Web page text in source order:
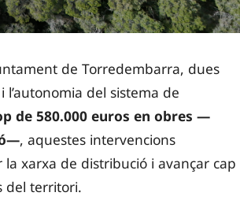
de Torredembarra, dues
del sistema de
de 580.000 euros en obres —
, aquestes intervencions
xarxa de distribució i avançar cap
del territori.